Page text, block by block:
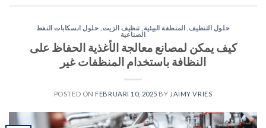
حلول التنظيف, المنطقة البيئية تنظيف الزيت حلول انسكابات النفط
الصناعية
كيف يمكن لمصانع معالجة الأغذية الحفاظ على
النظافة باستخدام المنظفات غير
POSTED ON FEBRUARI 10, 2025 BY JAIMY VRIES